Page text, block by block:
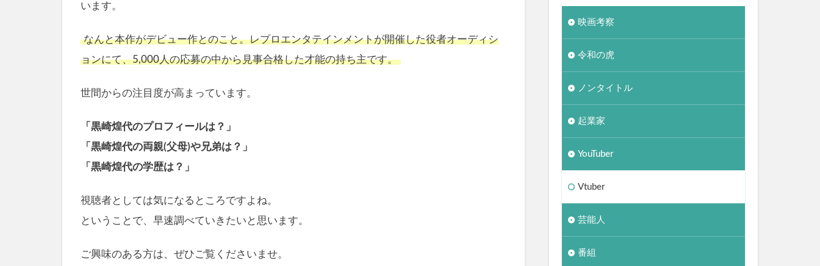
います。
なんと本作がデビュー作とのこと。レプロエンタテインメントが開催した役者オーディシ
ョンにて、5,000人の応募の中から見事合格した才能の持ち主です。
世間からの注目度が高まっています。
「黒崎煌代のプロフィールは？」
「黒崎煌代の両親(父母)や兄弟は？」
「黒崎煌代の学歴は？」
視聴者としては気になるところですよね。
ということで、早速調べていきたいと思います。
ご興味のある方は、ぜひご覧くださいませ。
映画考察
令和の虎
ノンタイトル
起業家
YouTuber
Vtuber
芸能人
番組